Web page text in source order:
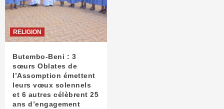
RELIGION
Butembo-Beni : 3
sœurs Oblates de
l’Assomption émettent
leurs vœux solennels
et 6 autres célèbrent 25
ans d’engagement